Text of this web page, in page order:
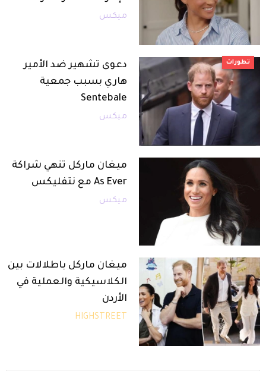
ميكس
تطورات
دعوى تشهير ضد الأمير
هاري بسبب جمعية
Sentebale
ميكس
ميغان ماركل تنهي شراكة
As Ever مع نتفليكس
ميكس
ميغان ماركل باطلالات بين
الكلاسيكية والعملية في
الأردن
HIGHSTREET